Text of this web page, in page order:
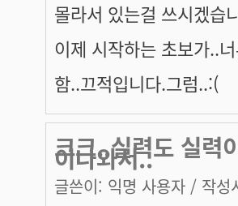
몰라서 있는걸 쓰시겠습
이제 시작하는 초보가..
함..끄적입니다.그럼..:(
크크..실력도 실력
이나와서..
글쓴이: 익명 사용자 / 작성